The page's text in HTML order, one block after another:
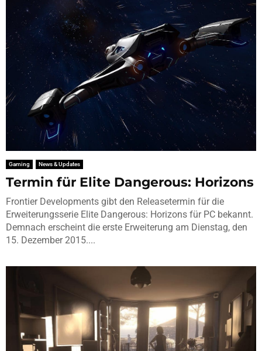
Gaming News & Updates
Termin für Elite Dangerous: Horizons
Frontier Developments gibt den Releasetermin für die
Erweiterungsserie Elite Dangerous: Horizons für PC bekannt.
Demnach erscheint die erste Erweiterung am Dienstag, den
15. Dezember 2015....